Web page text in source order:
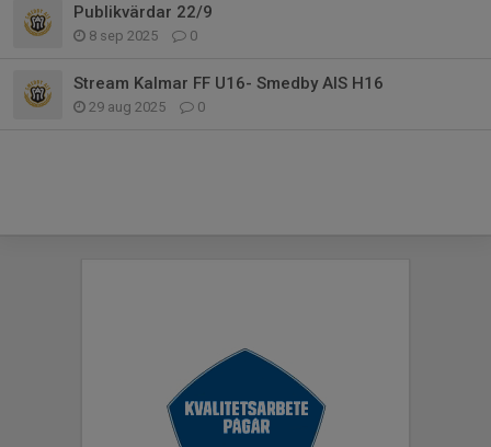
Publikvärdar 22/9
8 sep 2025 0
Stream Kalmar FF U16- Smedby AIS H16
29 aug 2025 0